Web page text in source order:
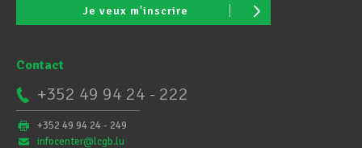
Je veux m'inscrire
Contact
+352 49 94 24 - 222
+352 49 94 24 - 249
infocenter@lcgb.lu